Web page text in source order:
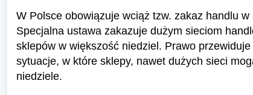
W Polsce obowiązuje wciąż tzw. zakaz handlu w
Specjalna ustawa zakazuje dużym sieciom
sklepów w większość niedziel. Prawo
sytuacje, w które sklepy, nawet dużych sieci
niedziele.